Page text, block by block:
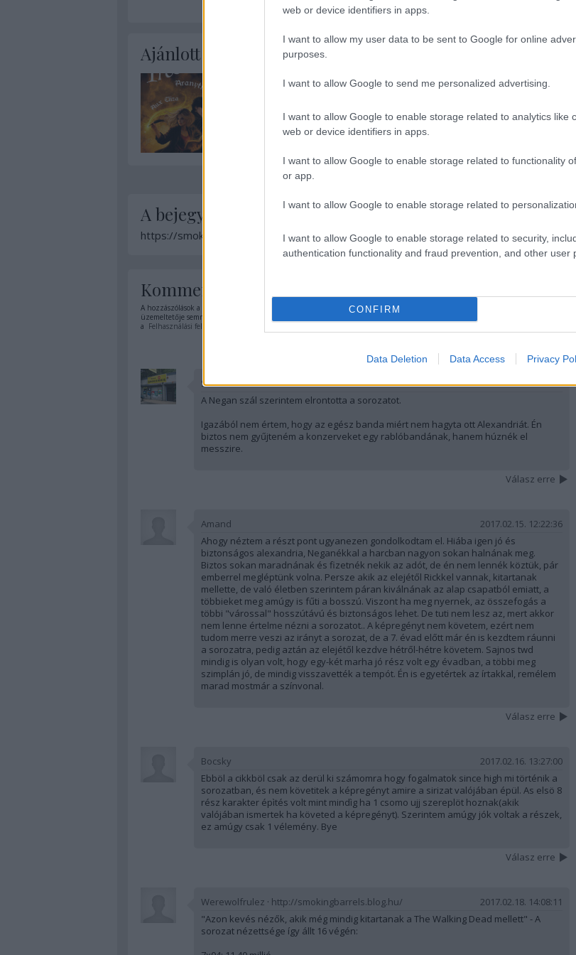
web or device identifiers in apps.
I want to allow my user data to be sent to Google for online
purposes.
I want to allow Google to send me personalized advertising.
I want to allow Google to enable storage related to analytics like
web or device identifiers in apps.
I want to allow Google to enable storage related to functionality
or app.
I want to allow Google to enable storage related to
I want to allow Google to enable storage related to security,
authentication functionality and fraud prevention, and other user
CONFIRM
Data Deletion Data Access Privacy
Ajánlott bejegyzések:
A bejegyzés trackback címe:
https://smokingbarrels.blog.hu/api/trackback/id/12258740
Kommentek:
A hozzászólások a értelmében felhasználói tartalomnak minősülnek, értük a
üzemeltetője semmilyen felelősséget nem vállal, azokat nem ellenőrzi. Kifogás esetén forduljon a blog szerkesztőjéhez. Részletek
a Felhasználási feltételekben
Serrin
2017.02.15. 12:09:29
A Negan szál szerintem elrontotta a sorozatot.
Igazából nem értem, hogy az egész banda miért nem hagyta ott Alexandriát. Én
biztos nem gyűjteném a konzerveket egy rablóbandának, hanem húznék el
messzire.
Válasz erre
Amand
2017.02.15. 12:22:36
Ahogy néztem a részt pont ugyanezen gondolkodtam el. Hiába igen jó és
biztonságos alexandria, Neganékkal a harcban nagyon sokan halnának meg.
Biztos sokan maradnának és fizetnék nekik az adót, de én nem lennék köztük, pár
emberrel megléptünk volna. Persze akik az elejétől Rickkel vannak, kitartanak
mellette, de való életben szerintem páran kiválnának az alap csapatból emiatt, a
többieket meg amúgy is fűti a bosszú. Viszont ha meg nyernek, az összefogás a
többi "várossal" hosszútávú és biztonságos lehet. De tuti nem lesz az, mert akkor
nem lenne értelme nézni a sorozatot.. A képregényt nem követem, ezért nem
tudom merre veszi az irányt a sorozat, de a 7. évad előtt már én is kezdtem ráunni
a sorozatra, pedig aztán az elejétől kezdve hétről-hétre követem. Sajnos twd
mindig is olyan volt, hogy egy-két marha jó rész volt egy évadban, a többi meg
szimplán jó, de mindig visszavették a tempót. Én is egyetértek az írtakkal, remélem
marad mostmár a színvonal.
Válasz erre
Bocsky
2017.02.16. 13:27:00
Ebböl a cikkböl csak az derül ki számomra hogy fogalmatok since high mi történik a
sorozatban, és nem követitek a képregényt amire a sirizat valójában épül. As elsö 8
rész karakter épìtés volt mint mindìg ha 1 csomo ujj szereplöt hoznak(akik
valójában ismertek ha követed a képregényt). Szerintem amúgy jók voltak a részek,
ez amúgy csak 1 vélemény. Bye
Válasz erre
Werewolfrulez · http://smokingbarrels.blog.hu/
2017.02.18. 14:08:11
"Azon kevés nézők, akik még mindig kitartanak a The Walking Dead mellett" - A
sorozat nézettsége így állt 16 végén: